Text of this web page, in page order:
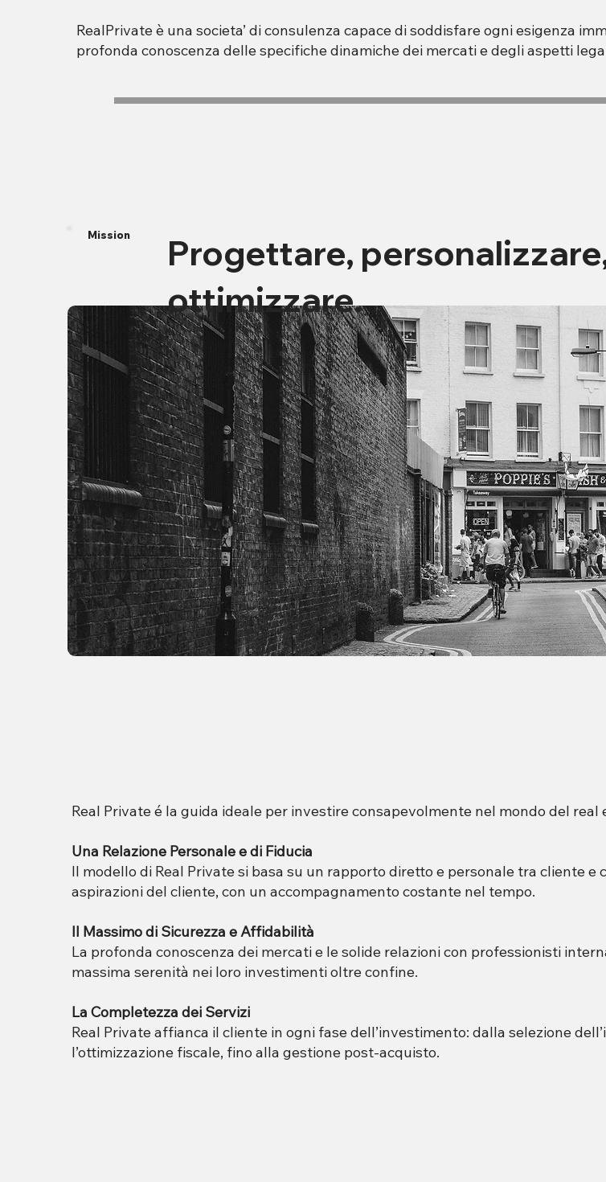
Progettare,
ottimizzare.
Mission
RealPrivate è una societa’ di consulenza capace di soddisfare ogni esigenza
profonda conoscenza delle specifiche dinamiche dei mercati e degli aspetti
Real Private é la guida ideale per investire consapevolmente nel mondo del
Una Relazione Personale e di Fiducia
Il modello di Real Private si basa su un rapporto diretto e personale tra cliente
aspirazioni del cliente, con un accompagnamento costante nel tempo.
Il Massimo di Sicurezza e Affidabilità
La profonda conoscenza dei mercati e le solide relazioni con professionisti
massima serenità nei loro investimenti oltre confine.
La Completezza dei Servizi
Real Private affianca il cliente in ogni fase dell’investimento: dalla selezione
l’ottimizzazione fiscale, fino alla gestione post-acquisto.